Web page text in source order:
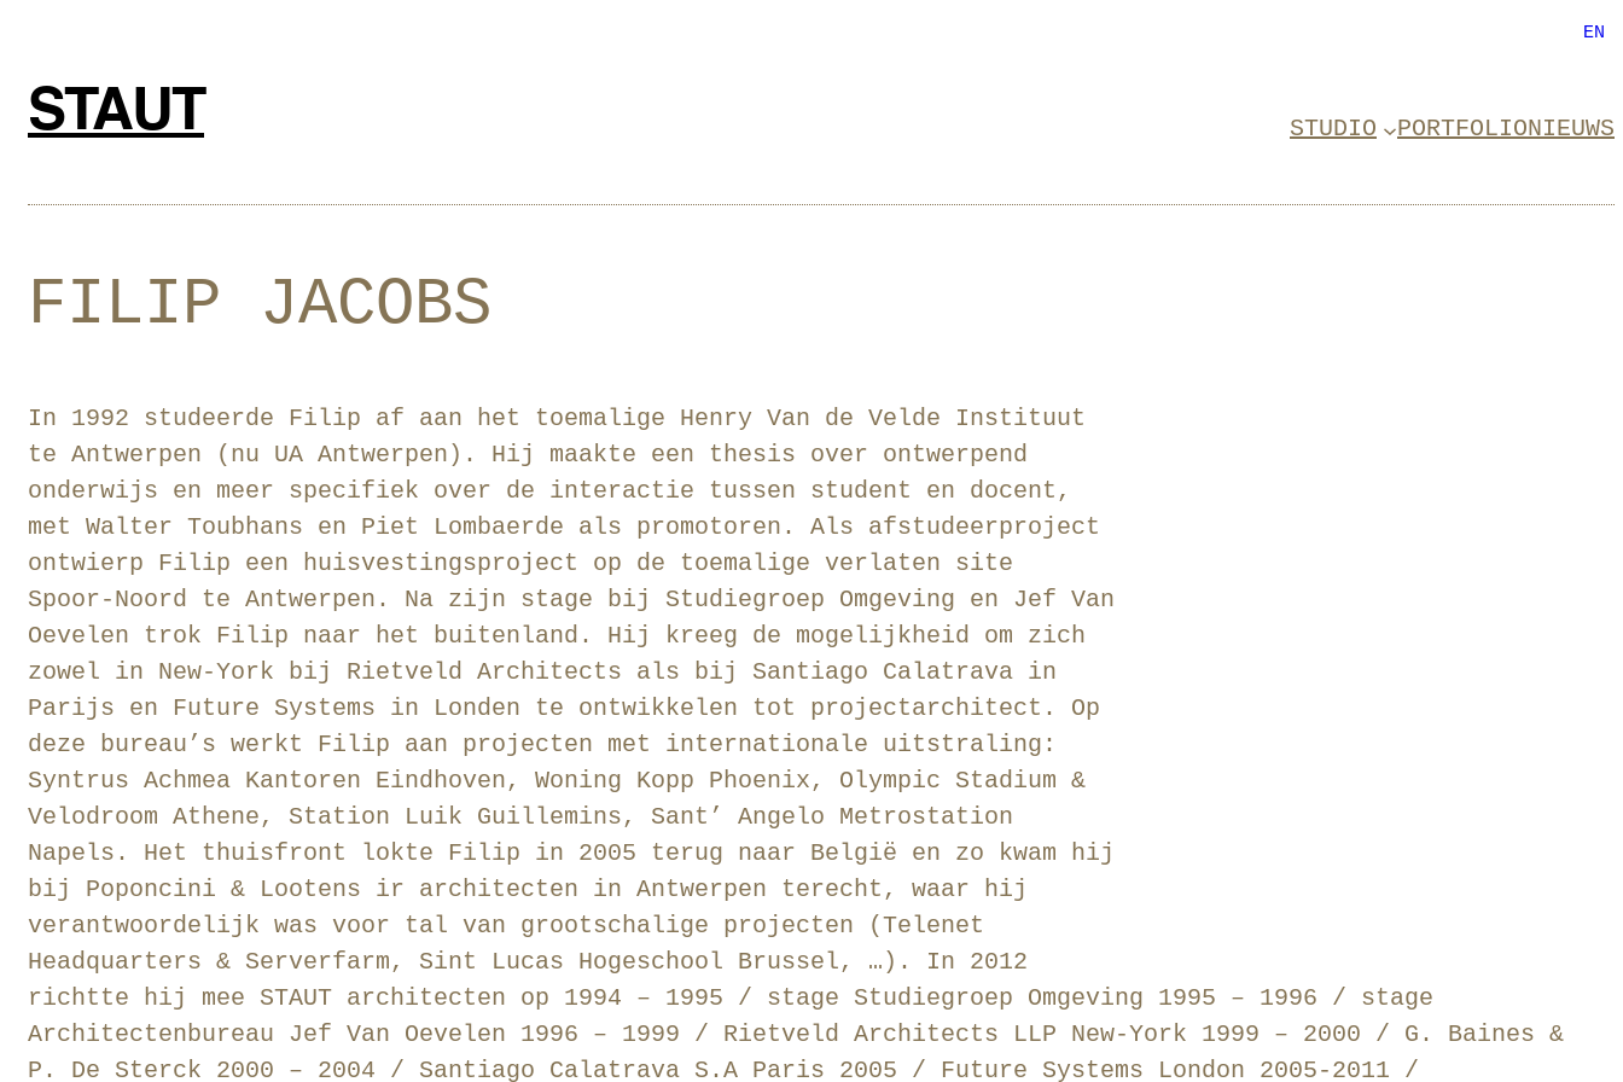
de
inhoud
STAUT STUDIO PORTFOLIONIEUWS
EN
FILIP JACOBS
In 1992 studeerde Filip af aan het toemalige Henry Van de Velde Instituut
te Antwerpen (nu UA Antwerpen). Hij maakte een thesis over ontwerpend
onderwijs en meer specifiek over de interactie tussen student en docent,
met Walter Toubhans en Piet Lombaerde als promotoren. Als afstudeerproject
ontwierp Filip een huisvestingsproject op de toemalige verlaten site
Spoor-Noord te Antwerpen. Na zijn stage bij Studiegroep Omgeving en Jef Van
Oevelen trok Filip naar het buitenland. Hij kreeg de mogelijkheid om zich
zowel in New-York bij Rietveld Architects als bij Santiago Calatrava in
Parijs en Future Systems in Londen te ontwikkelen tot projectarchitect. Op
deze bureau’s werkt Filip aan projecten met internationale uitstraling:
Syntrus Achmea Kantoren Eindhoven, Woning Kopp Phoenix, Olympic Stadium &
Velodroom Athene, Station Luik Guillemins, Sant’ Angelo Metrostation
Napels. Het thuisfront lokte Filip in 2005 terug naar België en zo kwam hij
bij Poponcini & Lootens ir architecten in Antwerpen terecht, waar hij
verantwoordelijk was voor tal van grootschalige projecten (Telenet
Headquarters & Serverfarm, Sint Lucas Hogeschool Brussel, …). In 2012
richtte hij mee STAUT architecten op 1994 – 1995 / stage Studiegroep Omgeving 1995 – 1996 / stage
Architectenbureau Jef Van Oevelen 1996 – 1999 / Rietveld Architects LLP New-York 1999 – 2000 / G. Baines &
P. De Sterck 2000 – 2004 / Santiago Calatrava S.A Paris 2005 / Future Systems London 2005-2011 /